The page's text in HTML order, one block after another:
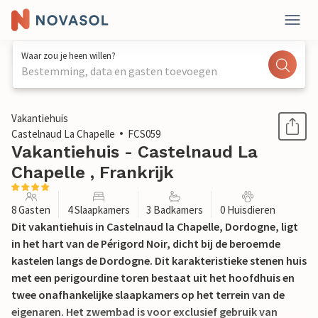
Waar zou je heen willen?
Bestemming, data en gasten toevoegen
1 / 38
Vakantiehuis
Castelnaud La Chapelle
FCS059
Vakantiehuis - Castelnaud La
Chapelle , Frankrijk
8 Gasten 4 Slaapkamers 3 Badkamers 0 Huisdieren
Dit vakantiehuis in Castelnaud la Chapelle, Dordogne, ligt
in het hart van de Périgord Noir, dicht bij de beroemde
kastelen langs de Dordogne. Dit karakteristieke stenen huis
met een perigourdine toren bestaat uit het hoofdhuis en
twee onafhankelijke slaapkamers op het terrein van de
eigenaren. Het zwembad is voor exclusief gebruik van